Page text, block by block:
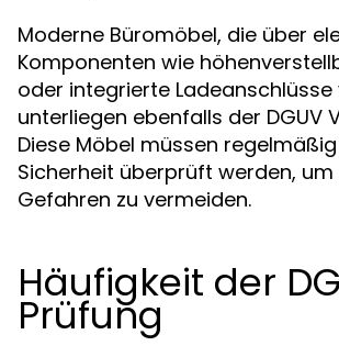
Moderne Büromöbel, die über
Komponenten wie
oder integrierte Ladeanschlüsse
unterliegen ebenfalls der DGUV
Diese Möbel müssen
Sicherheit überprüft werden,
Gefahren zu vermeiden.
Häufigkeit der
Prüfung